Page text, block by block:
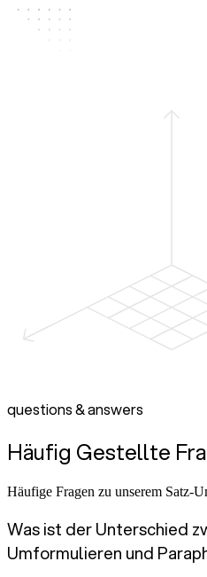
questions & answers
Häufig Gestellte
Häufige Fragen zu unserem Satz-
Was ist der Unterschied
Umformulieren und